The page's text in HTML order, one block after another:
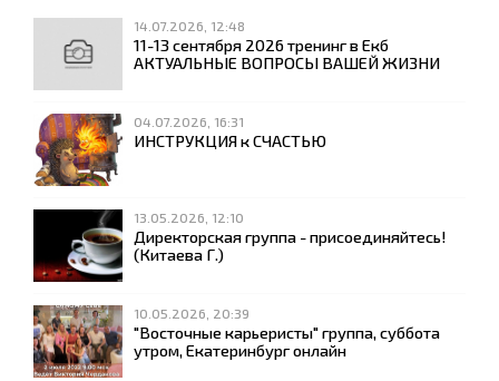
14.07.2026, 12:48
11-13 сентября 2026 тренинг в Екб
АКТУАЛЬНЫЕ ВОПРОСЫ ВАШЕЙ ЖИЗНИ
04.07.2026, 16:31
ИНСТРУКЦИЯ к СЧАСТЬЮ
13.05.2026, 12:10
Директорская группа - присоединяйтесь!
(Китаева Г.)
10.05.2026, 20:39
"Восточные карьеристы" группа, суббота
утром, Екатеринбург онлайн